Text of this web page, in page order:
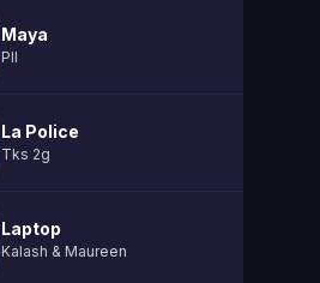
Maya
Pll
La Police
Tks 2g
Laptop
Kalash & Maureen